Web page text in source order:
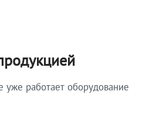
уже работает оборудование